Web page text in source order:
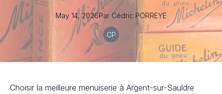
May 14, 2026Par Cédric PORREYE
CP
Choisir la meilleure menuiserie à Argent-sur-Sauldre